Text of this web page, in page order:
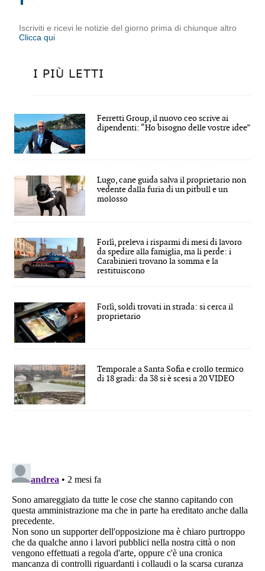
Iscriviti e ricevi le notizie del giorno prima di chiunque altro
Clicca qui
I PIÙ LETTI
Ferretti Group, il nuovo ceo scrive ai
dipendenti: “Ho bisogno delle vostre idee”
Lugo, cane guida salva il proprietario non
vedente dalla furia di un pitbull e un
molosso
Forlì, preleva i risparmi di mesi di lavoro
da spedire alla famiglia, ma li perde: i
Carabinieri trovano la somma e la
restituiscono
Forlì, soldi trovati in strada: si cerca il
proprietario
Temporale a Santa Sofia e crollo termico
di 18 gradi: da 38 si è scesi a 20 VIDEO